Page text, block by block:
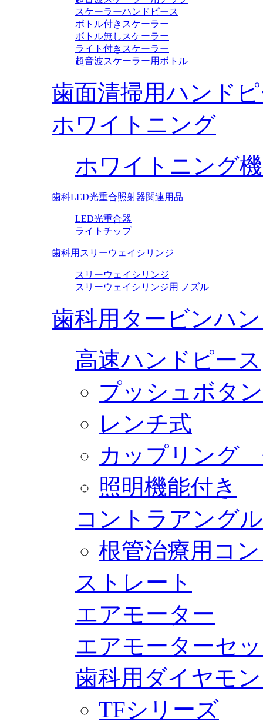
スケーラーハンドピース
ボトル付きスケーラー
ボトル無しスケーラー
ライト付きスケーラー
超音波スケーラー用ボトル
歯面清掃用ハンド
ホワイトニング
ホワイトニング
歯科LED光重合照射器関連用品
LED光重合器
ライトチップ
歯科用スリーウェイシリンジ
スリーウェイシリンジ
スリーウェイシリンジ用 ノズル
歯科用タービンハ
高速ハンドピース
プッシュボタン
レンチ式
カップリング
照明機能付き
コントラアングル
根管治療用コ
ストレート
エアモーター
エアモーターセ
歯科用ダイヤモ
TFシリーズ